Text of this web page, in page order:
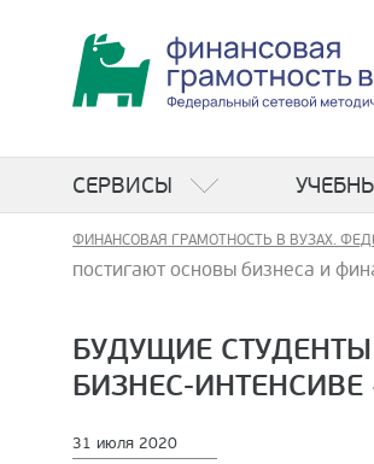
СЕРВИСЫ
ФИНАНСОВАЯ ГРАМОТНОСТЬ В ВУЗАХ.
постигают основы бизнеса и
БУДУЩИЕ
БИЗНЕС-
31 июля 2020